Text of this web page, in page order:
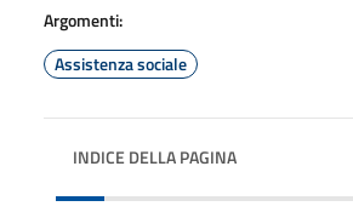
Argomenti:
Assistenza sociale
INDICE DELLA PAGINA